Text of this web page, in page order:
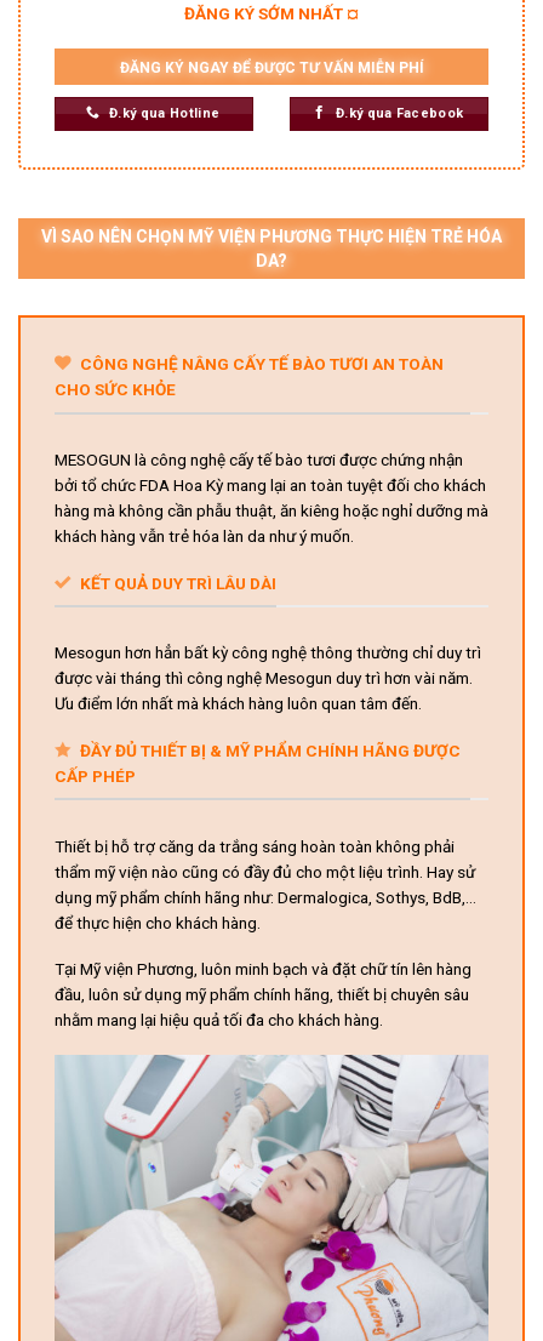
ĐĂNG KÝ SỚM NHẤT ¤
ĐĂNG KÝ NGAY ĐỂ ĐƯỢC TƯ VẤN MIỄN PHÍ
Đ.ký qua Hotline Đ.ký qua Facebook
VÌ SAO NÊN CHỌN MỸ VIỆN PHƯƠNG THỰC HIỆN TRẺ HÓA
DA?
CÔNG NGHỆ NÂNG CẤY TẾ BÀO TƯƠI AN TOÀN
CHO SỨC KHỎE
MESOGUN là công nghệ cấy tế bào tươi được chứng nhận
bởi tổ chức FDA Hoa Kỳ mang lại an toàn tuyệt đối cho khách
hàng mà không cần phẫu thuật, ăn kiêng hoặc nghỉ dưỡng mà
khách hàng vẫn trẻ hóa làn da như ý muốn.
KẾT QUẢ DUY TRÌ LÂU DÀI
Mesogun hơn hẳn bất kỳ công nghệ thông thường chỉ duy trì
được vài tháng thì công nghệ Mesogun duy trì hơn vài năm.
Ưu điểm lớn nhất mà khách hàng luôn quan tâm đến.
ĐẦY ĐỦ THIẾT BỊ & MỸ PHẨM CHÍNH HÃNG ĐƯỢC
CẤP PHÉP
Thiết bị hỗ trợ căng da trắng sáng hoàn toàn không phải
thẩm mỹ viện nào cũng có đầy đủ cho một liệu trình. Hay sử
dụng mỹ phẩm chính hãng như: Dermalogica, Sothys, BdB,…
để thực hiện cho khách hàng.
Tại Mỹ viện Phương, luôn minh bạch và đặt chữ tín lên hàng
đầu, luôn sử dụng mỹ phẩm chính hãng, thiết bị chuyên sâu
nhằm mang lại hiệu quả tối đa cho khách hàng.